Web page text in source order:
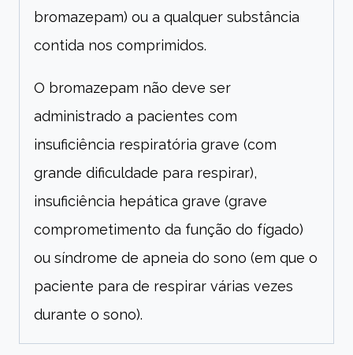
bromazepam) ou a qualquer substância
contida nos comprimidos.
O bromazepam não deve ser
administrado a pacientes com
insuficiência respiratória grave (com
grande dificuldade para respirar),
insuficiência hepática grave (grave
comprometimento da função do fígado)
ou síndrome de apneia do sono (em que o
paciente para de respirar várias vezes
durante o sono).